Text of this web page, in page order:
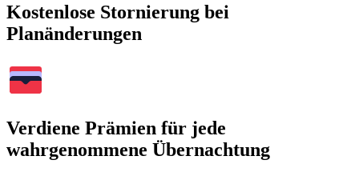
Kostenlose Stornierung bei
Planänderungen
Verdiene Prämien für jede
wahrgenommene Übernachtung